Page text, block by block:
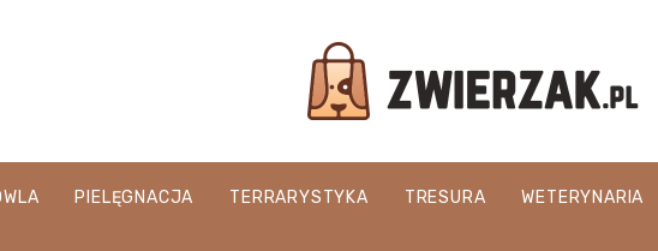
Zwierzak.pl
PIELĘGNACJA TERRARYSTYKA TRESURA WETERYNARIA